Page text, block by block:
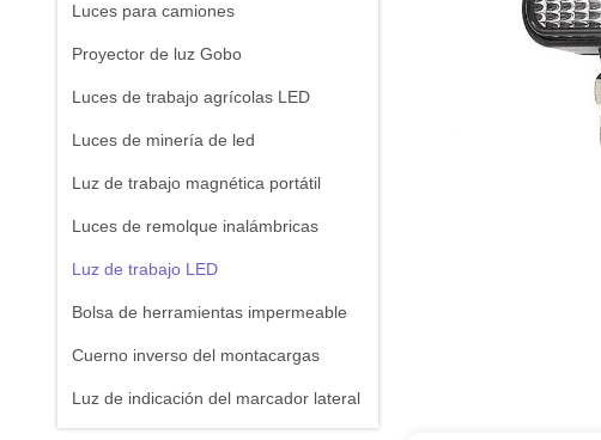
Luces para camiones
Proyector de luz Gobo
Luces de trabajo agrícolas LED
Luces de minería de led
Luz de trabajo magnética portátil
Luces de remolque inalámbricas
Luz de trabajo LED
Bolsa de herramientas impermeable
Cuerno inverso del montacargas
Luz de indicación del marcador lateral